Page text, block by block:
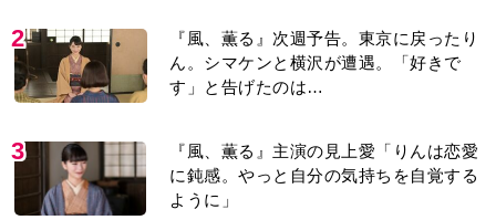
2
『風、薫る』次週予告。東京に戻ったり
ん。シマケンと横沢が遭遇。「好きで
す」と告げたのは…
3
『風、薫る』主演の見上愛「りんは恋愛
に鈍感。やっと自分の気持ちを自覚する
ように」